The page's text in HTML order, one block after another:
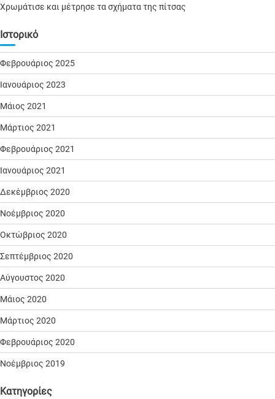
Χρωμάτισε και μέτρησε τα σχήματα της πίτσας
Ιστορικό
Φεβρουάριος 2025
Ιανουάριος 2023
Μάιος 2021
Μάρτιος 2021
Φεβρουάριος 2021
Ιανουάριος 2021
Δεκέμβριος 2020
Νοέμβριος 2020
Οκτώβριος 2020
Σεπτέμβριος 2020
Αύγουστος 2020
Μάιος 2020
Μάρτιος 2020
Φεβρουάριος 2020
Νοέμβριος 2019
Kατηγορίες